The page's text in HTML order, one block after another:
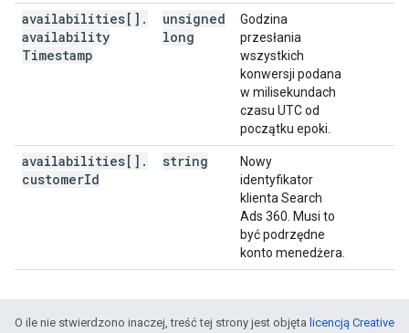
availabilities[] .
availability
Timestamp
unsigned
long
Godzina
przesłania
wszystkich
konwersji podana
w milisekundach
czasu UTC od
początku epoki.
availabilities[] .
customerId
string
Nowy
identyfikator
klienta Search
Ads 360. Musi to
być podrzędne
konto menedżera.
O ile nie stwierdzono inaczej, treść tej strony jest objęta licencją Creative